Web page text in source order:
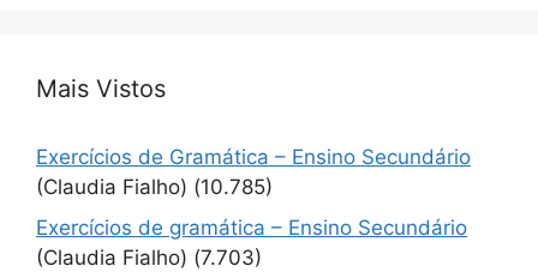
Mais Vistos
Exercícios de Gramática – Ensino Secundário
(Claudia Fialho) (10.785)
Exercícios de gramática – Ensino Secundário
(Claudia Fialho) (7.703)